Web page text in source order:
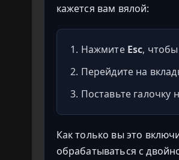
кажется вам вялой:
Нажмите Esc,
Перейдите на
Поставьте галочку
Как только вы это
обрабатываться с